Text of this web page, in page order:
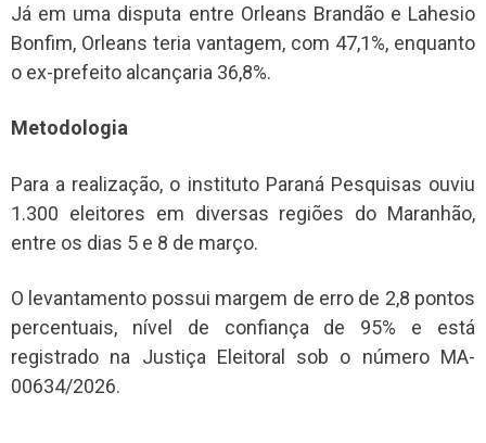
Já em uma disputa entre Orleans Brandão e Lahesio
Bonfim, Orleans teria vantagem, com 47,1%, enquanto
o ex-prefeito alcançaria 36,8%.
Metodologia
Para a realização, o instituto Paraná Pesquisas ouviu
1.300 eleitores em diversas regiões do Maranhão,
entre os dias 5 e 8 de março.
O levantamento possui margem de erro de 2,8 pontos
percentuais, nível de confiança de 95% e está
registrado na Justiça Eleitoral sob o número MA-
00634/2026.